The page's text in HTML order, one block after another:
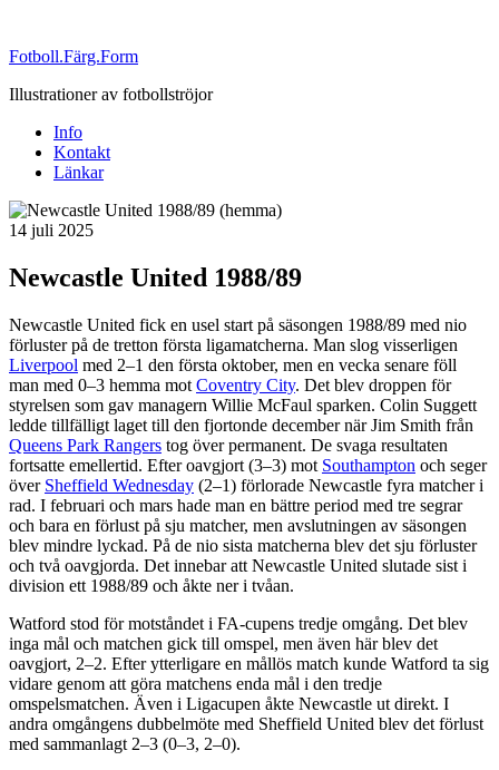
Fotboll.Färg.Form
Illustrationer av fotbollströjor
Info
Kontakt
Länkar
Publicerat
14 juli 2025
Newcastle United 1988/89
Newcastle United fick en usel start på säsongen 1988/89 med nio
förluster på de tretton första ligamatcherna. Man slog visserligen
Liverpool med 2–1 den första oktober, men en vecka senare föll
man med 0–3 hemma mot Coventry City. Det blev droppen för
styrelsen som gav managern Willie McFaul sparken. Colin Suggett
ledde tillfälligt laget till den fjortonde december när Jim Smith från
Queens Park Rangers tog över permanent. De svaga resultaten
fortsatte emellertid. Efter oavgjort (3–3) mot Southampton och seger
över Sheffield Wednesday (2–1) förlorade Newcastle fyra matcher i
rad. I februari och mars hade man en bättre period med tre segrar
och bara en förlust på sju matcher, men avslutningen av säsongen
blev mindre lyckad. På de nio sista matcherna blev det sju förluster
och två oavgjorda. Det innebar att Newcastle United slutade sist i
division ett 1988/89 och åkte ner i tvåan.
Watford stod för motståndet i FA-cupens tredje omgång. Det blev
inga mål och matchen gick till omspel, men även här blev det
oavgjort, 2–2. Efter ytterligare en mållös match kunde Watford ta sig
vidare genom att göra matchens enda mål i den tredje
omspelsmatchen. Även i Ligacupen åkte Newcastle ut direkt. I
andra omgångens dubbelmöte med Sheffield United blev det förlust
med sammanlagt 2–3 (0–3, 2–0).